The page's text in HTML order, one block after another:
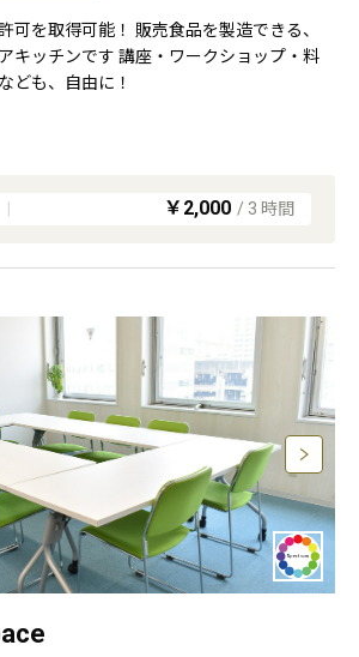
可を取得可能！ 販売食品を製造できる、
キッチンです 講座・ワークショップ・料
ども、自由に！
￥2,000 / 3 時間